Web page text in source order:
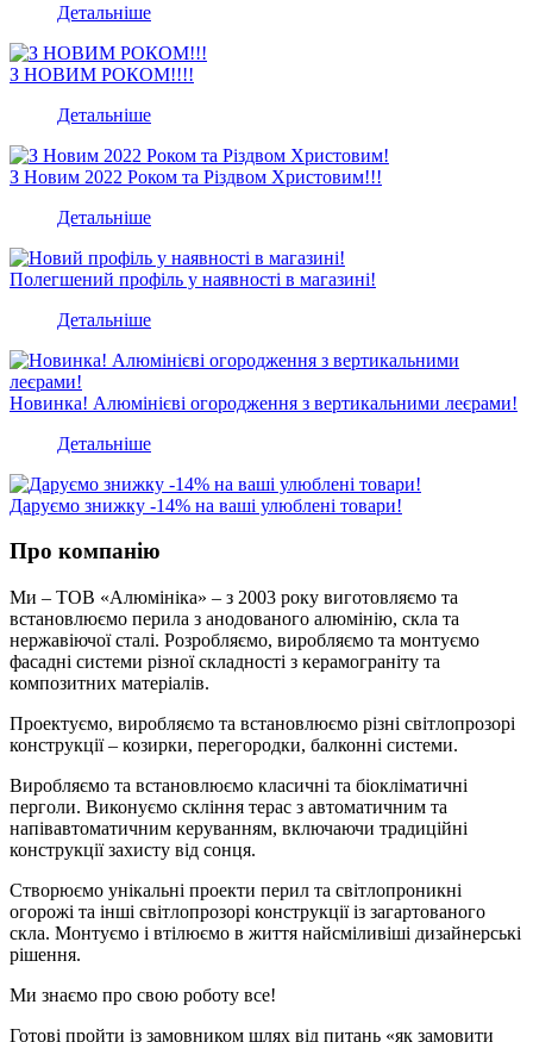
Детальніше
З НОВИМ РОКОМ!!!!
Детальніше
З Новим 2022 Роком та Різдвом Христовим!!!
Детальніше
Полегшений профіль у наявності в магазині!
Детальніше
Новинка! Алюмінієві огородження з вертикальними леєрами!
Детальніше
Даруємо знижку -14% на ваші улюблені товари!
Про компанію
Ми – ТОВ «Алюмініка» – з 2003 року виготовляємо та
встановлюємо перила з анодованого алюмінію, скла та
нержавіючої сталі. Розробляємо, виробляємо та монтуємо
фасадні системи різної складності з керамограніту та
композитних матеріалів.
Проектуємо, виробляємо та встановлюємо різні світлопрозорі
конструкції – козирки, перегородки, балконні системи.
Виробляємо та встановлюємо класичні та біокліматичні
перголи. Виконуємо скління терас з автоматичним та
напівавтоматичним керуванням, включаючи традиційні
конструкції захисту від сонця.
Створюємо унікальні проекти перил та світлопроникні
огорожі та інші світлопрозорі конструкції із загартованого
скла. Монтуємо і втілюємо в життя найсміливіші дизайнерські
рішення.
Ми знаємо про свою роботу все!
Готові пройти із замовником шлях від питань «як замовити